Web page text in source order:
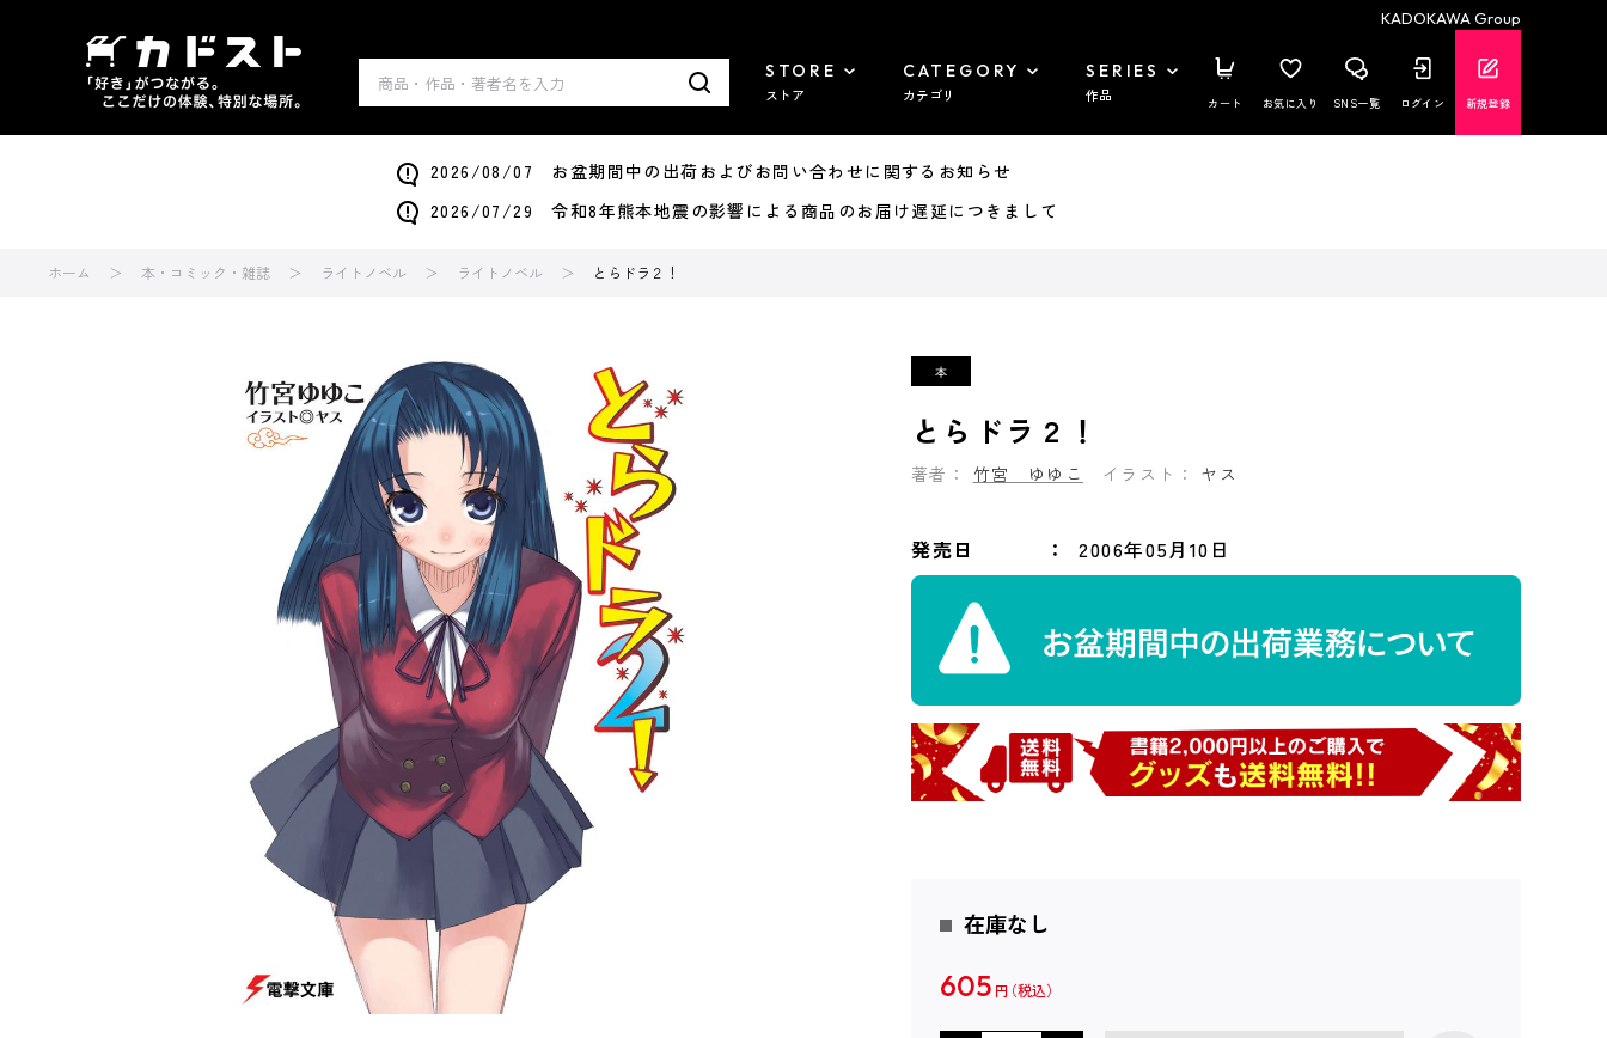
KADOKAWA Group
STORE
ストア
CATEGORY
カテゴリ
SERIES
作品 カート お気に入り SNS一覧 ログイン 新規登録
2026/08/07 お盆期間中の出荷およびお問い合わせに関するお知らせ
2026/07/29 令和8年熊本地震の影響による商品のお届け遅延につきまして
ホーム 本・コミック・雑誌 ライトノベル ライトノベル とらドラ２！
とらドラ２！
著者： 竹宮 ゆゆこ イラスト： ヤス
発売日 2006年05月10日
在庫なし
605 円